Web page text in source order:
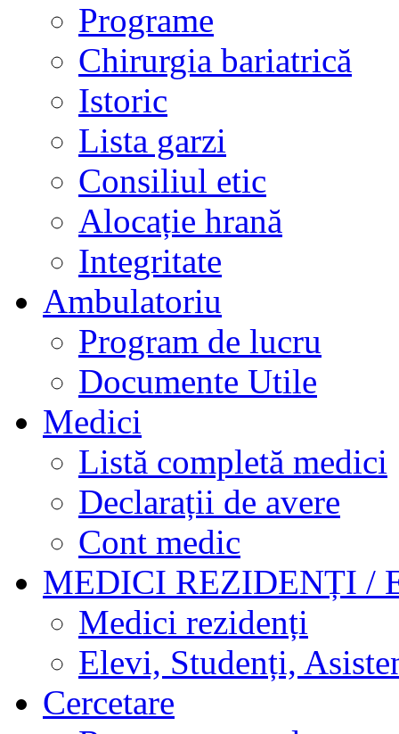
Programe
Chirurgia bariatrică
Istoric
Lista garzi
Consiliul etic
Alocație hrană
Integritate
Ambulatoriu
Program de lucru
Documente Utile
Medici
Listă completă medici
Declarații de avere
Cont medic
MEDICI REZIDENȚI /
Medici rezidenți
Elevi, Studenți,
Cercetare